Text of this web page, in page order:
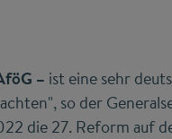
– ist eine sehr
so der
die 27. Reform auf